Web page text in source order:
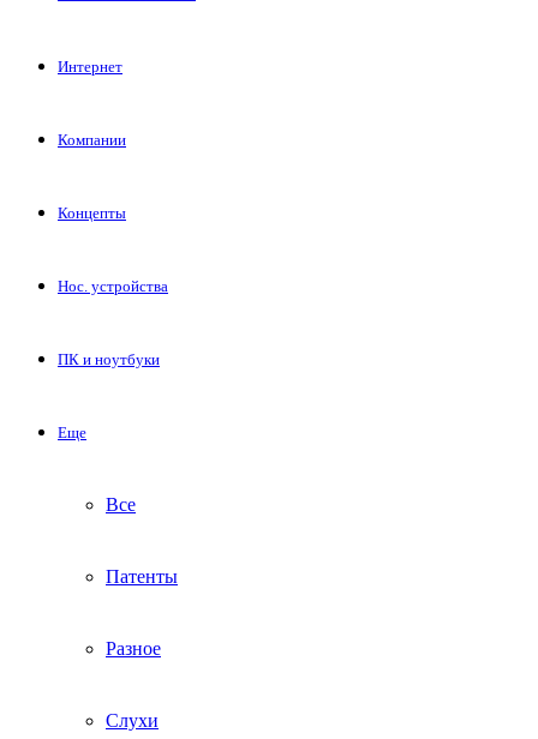
Интернет
Компании
Концепты
Нос. устройства
ПК и ноутбуки
Еще
Все
Патенты
Разное
Слухи